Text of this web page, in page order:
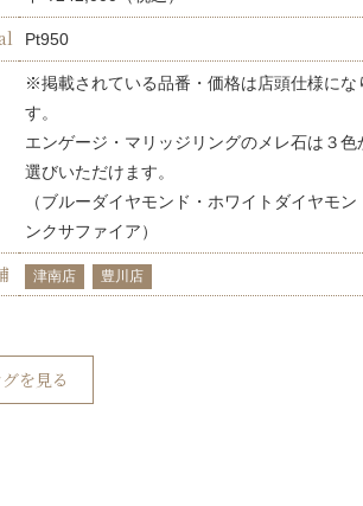
Pt950
※掲載されている品番・価格は店頭仕様にな
す。
エンゲージ・マリッジリングのメレ石は３色
選びいただけます。
（ブルーダイヤモンド・ホワイトダイヤモン
ンクサファイア）
津南店 豊川店
を見る